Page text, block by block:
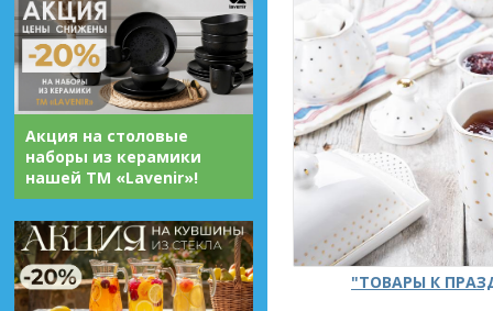
Акция на столовые
наборы из керамики
нашей ТМ «Lavenir»!
"ТОВАРЫ К